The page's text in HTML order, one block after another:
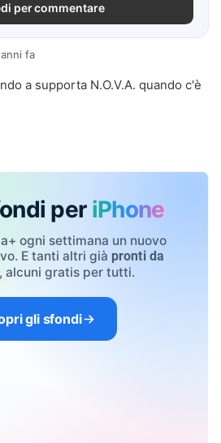
per commentare
fa
a supporta N.O.V.A. quando c'è
per iPhone
ogni settimana un nuovo
E tanti altri già pronti da
alcuni gratis per tutti.
gli sfondi